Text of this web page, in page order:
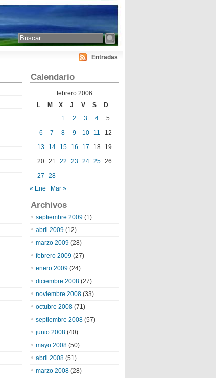
Entradas
Calendario
febrero 2006
L
M X J V S
D
1
2 3 4
5
6
7 8 9 10 11
12
13
14 15 16 17 18
19
20 21 22 23 24 25
26
27
28
« Ene
Mar »
Archivos
septiembre 2009 (1)
abril 2009 (12)
marzo 2009 (28)
febrero 2009 (27)
enero 2009 (24)
diciembre 2008 (27)
noviembre 2008 (33)
octubre 2008 (71)
septiembre 2008 (57)
junio 2008 (40)
mayo 2008 (50)
abril 2008 (51)
marzo 2008 (28)